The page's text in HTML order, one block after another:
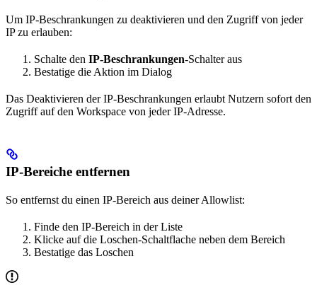
Um IP-Beschrankungen zu deaktivieren und den Zugriff von jeder
IP zu erlauben:
Schalte den IP-Beschrankungen-Schalter aus
Bestatige die Aktion im Dialog
Das Deaktivieren der IP-Beschrankungen erlaubt Nutzern sofort den
Zugriff auf den Workspace von jeder IP-Adresse.
IP-Bereiche entfernen
So entfernst du einen IP-Bereich aus deiner Allowlist:
Finde den IP-Bereich in der Liste
Klicke auf die Loschen-Schaltflache neben dem Bereich
Bestatige das Loschen